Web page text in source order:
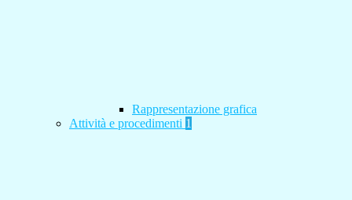
Rappresentazione grafica
Attività e procedimenti 1